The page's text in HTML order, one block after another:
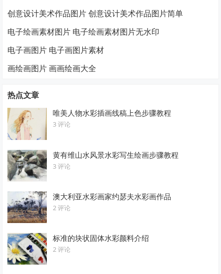
创意设计美术作品图片 创意设计美术作品图片简单
电子绘画素材图片 电子绘画素材图片无水印
电子画图片 电子画图片素材
画绘画图片 画画绘画大全
热点文章
唯美人物水彩插画线稿上色步骤教程
3 评论
黄有维山水风景水彩写生绘画步骤教程
3 评论
澳大利亚水彩画家约瑟夫水彩画作品
2 评论
标准的块状固体水彩颜料介绍
2 评论